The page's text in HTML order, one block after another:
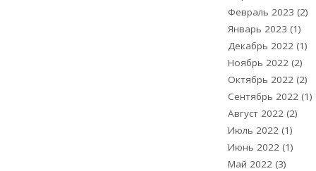
Февраль 2023 (2)
Январь 2023 (1)
Декабрь 2022(1)
Ноябрь 2022(2)
Октябрь 2022(2)
Сентябрь 2022(1)
Август 2022(2)
Июль 2022(1)
Июнь 2022(1)
Май 2022(3)